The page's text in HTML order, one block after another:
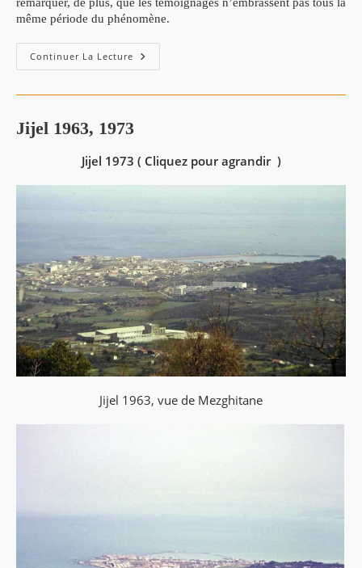
même période du phénomène.
Continuer La Lecture
Jijel 1963, 1973
Jijel 1973 ( Cliquez pour agrandir )
Jijel 1963, vue de Mezghitane